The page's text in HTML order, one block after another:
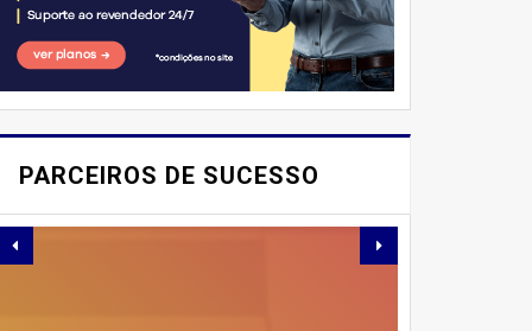
PARCEIROS DE SUCESSO
E AÍ, PESSOAL! VOCÊ JÁ